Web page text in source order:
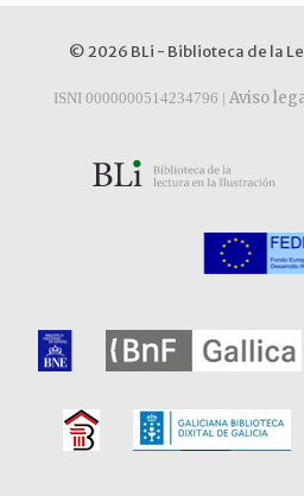
© 2026 BLi - Biblioteca de la
ISNI 0000000514234796 | Aviso